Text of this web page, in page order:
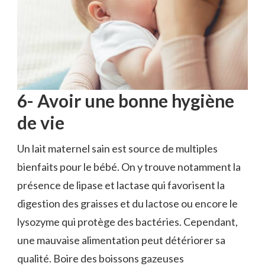
6- Avoir une bonne hygiène
de vie
Un lait maternel sain est source de multiples
bienfaits pour le bébé. On y trouve notamment la
présence de lipase et lactase qui favorisent la
digestion des graisses et du lactose ou encore le
lysozyme qui protège des bactéries. Cependant,
une mauvaise alimentation peut détériorer sa
qualité. Boire des boissons gazeuses